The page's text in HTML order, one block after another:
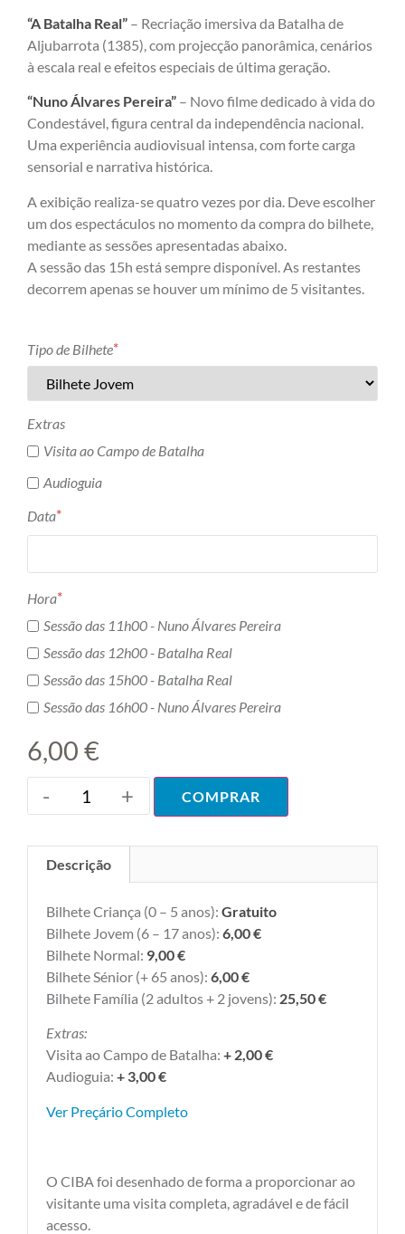
“A Batalha Real” – Recriação imersiva da Batalha de
Aljubarrota (1385), com projecção panorâmica, cenários
à escala real e efeitos especiais de última geração.
“Nuno Álvares Pereira” – Novo filme dedicado à vida do
Condestável, figura central da independência nacional.
Uma experiência audiovisual intensa, com forte carga
sensorial e narrativa histórica.
A exibição realiza-se quatro vezes por dia. Deve escolher
um dos espectáculos no momento da compra do bilhete,
mediante as sessões apresentadas abaixo.
A sessão das 15h está sempre disponível. As restantes
decorrem apenas se houver um mínimo de 5 visitantes.
Tipo de Bilhete*
Extras
Visita ao Campo de Batalha
Audioguia
Data*
Hora*
Sessão das 11h00 - Nuno Álvares Pereira
Sessão das 12h00 - Batalha Real
Sessão das 15h00 - Batalha Real
Sessão das 16h00 - Nuno Álvares Pereira
6,00 €
- + COMPRAR
Descrição
Bilhete Criança (0 – 5 anos): Gratuito
Bilhete Jovem (6 – 17 anos): 6,00 €
Bilhete Normal: 9,00 €
Bilhete Sénior (+ 65 anos): 6,00 €
Bilhete Família (2 adultos + 2 jovens): 25,50 €
Extras:
Visita ao Campo de Batalha: + 2,00 €
Audioguia: + 3,00 €
Ver Preçário Completo
O CIBA foi desenhado de forma a proporcionar ao
visitante uma visita completa, agradável e de fácil
acesso.